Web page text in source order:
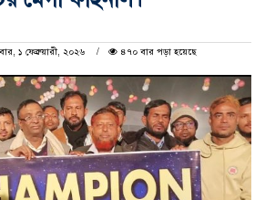
১ ফেব্রুয়ারী, ২০২৬
৪৭০ বার পড়া হয়েছে